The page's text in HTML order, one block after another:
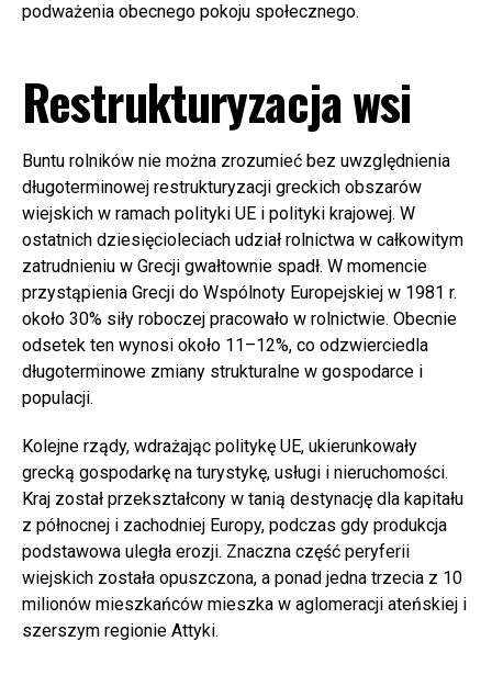
podważenia obecnego pokoju społecznego.
Restrukturyzacja wsi
Buntu rolników nie można zrozumieć bez uwzględnienia
długoterminowej restrukturyzacji greckich obszarów
wiejskich w ramach polityki UE i polityki krajowej. W
ostatnich dziesięcioleciach udział rolnictwa w całkowitym
zatrudnieniu w Grecji gwałtownie spadł. W momencie
przystąpienia Grecji do Wspólnoty Europejskiej w 1981 r.
około 30% siły roboczej pracowało w rolnictwie. Obecnie
odsetek ten wynosi około 11–12%, co odzwierciedla
długoterminowe zmiany strukturalne w gospodarce i
populacji.
Kolejne rządy, wdrażając politykę UE, ukierunkowały
grecką gospodarkę na turystykę, usługi i nieruchomości.
Kraj został przekształcony w tanią destynację dla kapitału
z północnej i zachodniej Europy, podczas gdy produkcja
podstawowa uległa erozji. Znaczna część peryferii
wiejskich została opuszczona, a ponad jedna trzecia z 10
milionów mieszkańców mieszka w aglomeracji ateńskiej i
szerszym regionie Attyki.